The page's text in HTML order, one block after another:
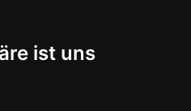
ist uns